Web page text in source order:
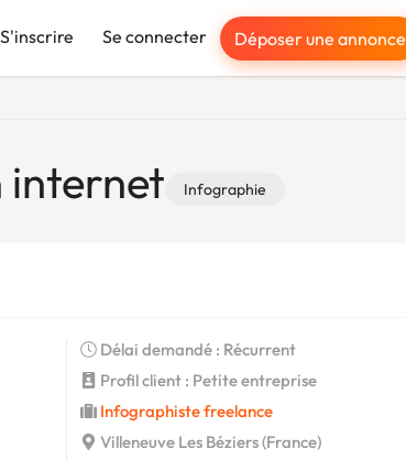
S'inscrire Se connecter Déposer une annonce
internet Infographie
Délai demandé : Récurrent
Profil client : Petite entreprise
Infographiste freelance
Villeneuve Les Béziers (France)